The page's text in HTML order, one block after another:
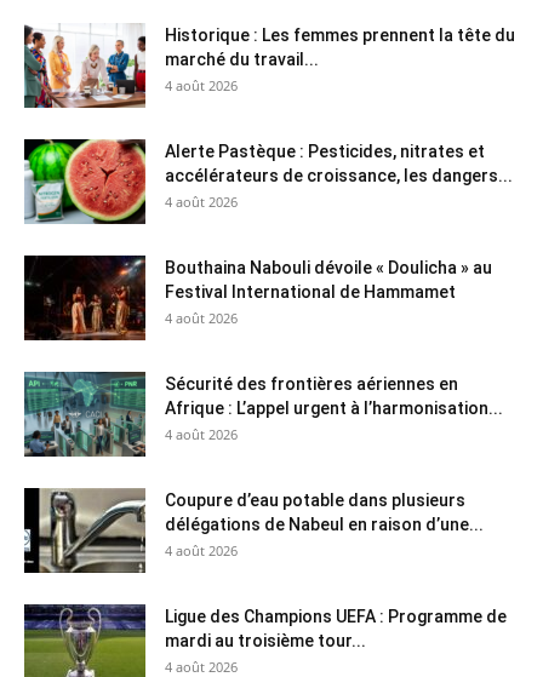
Historique : Les femmes prennent la tête du
marché du travail...
4 août 2026
Alerte Pastèque : Pesticides, nitrates et
accélérateurs de croissance, les dangers...
4 août 2026
Bouthaina Nabouli dévoile « Doulicha » au
Festival International de Hammamet
4 août 2026
Sécurité des frontières aériennes en
Afrique : L’appel urgent à l’harmonisation...
4 août 2026
Coupure d’eau potable dans plusieurs
délégations de Nabeul en raison d’une...
4 août 2026
Ligue des Champions UEFA : Programme de
mardi au troisième tour...
4 août 2026